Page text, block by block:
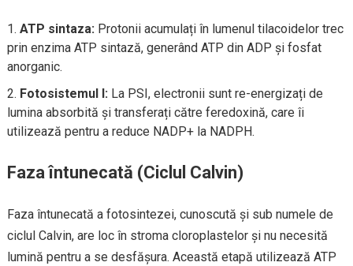
ATP sintaza: Protonii acumulați în lumenul tilacoidelor trec
prin enzima ATP sintază, generând ATP din ADP și fosfat
anorganic.
Fotosistemul I: La PSI, electronii sunt re-energizați de
lumina absorbită și transferați către feredoxină, care îi
utilizează pentru a reduce NADP+ la NADPH.
Faza întunecată (Ciclul Calvin)
Faza întunecată a fotosintezei, cunoscută și sub numele de
ciclul Calvin, are loc în stroma cloroplastelor și nu necesită
lumină pentru a se desfășura. Această etapă utilizează ATP